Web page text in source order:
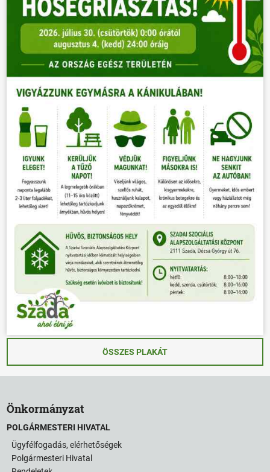
ÖSSZES PLAKÁT
Önkormányzat
POLGÁRMESTERI HIVATAL
Ügyfélfogadás, elérhetőségek
Polgármesteri Hivatal